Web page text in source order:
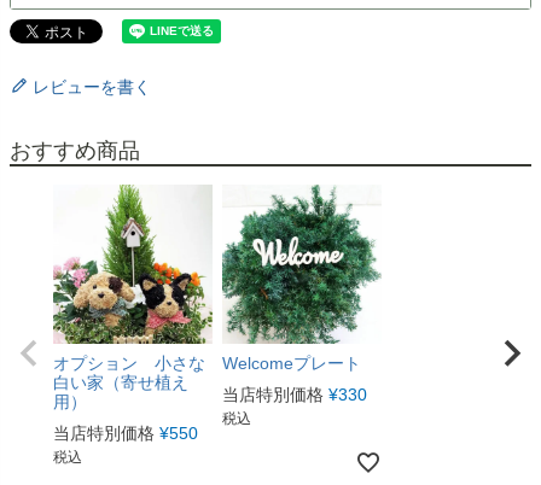
レビューを書く
おすすめ商品
オプション 小さな
白い家（寄せ植え
用）
当店特別価格 ¥550
税込
Welcomeプレート
当店特別価格 ¥330
税込